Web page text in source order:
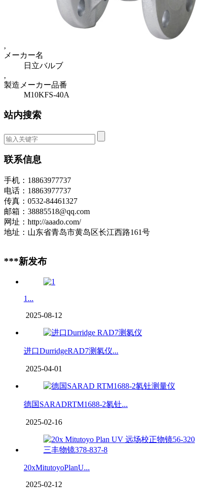
,
メーカー名
日立バルブ
,
製造メーカー品番
M10KFS-40A
站内搜索
联系信息
手机：18863977737
电话：18863977737
传真：0532-84461327
邮箱：38885518@qq.com
网址：http://aaado.com/
地址：山东省青岛市黄岛区长江西路161号
***新发布
1...
2025-08-12
进口DurridgeRAD7测氡仪...
2025-04-01
德国SARADRTM1688-2氡钍...
2025-02-16
20xMitutoyoPlanU...
2025-02-12